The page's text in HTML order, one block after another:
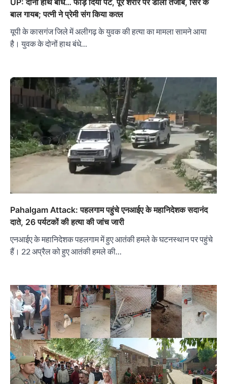
UP: दोनों हाथ बांधे… फाड़ दिया पेट, पूरे शरीर पर डाला तेजाब, सिर के
बाल गायब; पत्नी ने प्रेमी संग किया कत्ल
यूपी के कासगंज जिले में अलीगढ़ के युवक की हत्या का मामला सामने आया
है। युवक के दोनों हाथ बंधे…
Pahalgam Attack: पहलगाम पहुंचे एनआईए के महानिदेशक सदानंद
दाते, 26 पर्यटकों की हत्या की जांच जारी
एनआईए के महानिदेशक पहलगाम में हुए आतंकी हमले के घटनस्थान पर पहुंचे
हैं। 22 अप्रैल को हुए आतंकी हमले की…